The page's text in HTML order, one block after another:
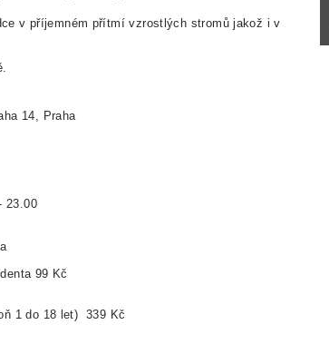
v příjemném přítmí vzrostlých stromů jakož i v
14, Praha
23.00
99 Kč
1 do 18 let) 339 Kč